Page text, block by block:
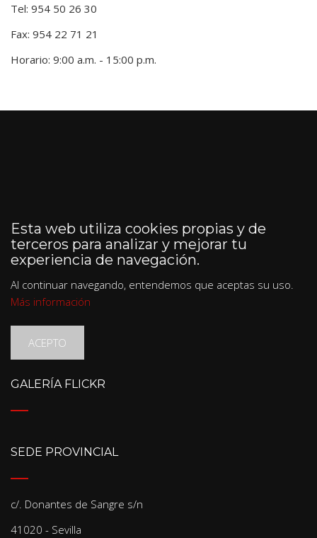
Tel: 954 50 26 30
Fax: 954 22 71 21
Horario: 9:00 a.m. - 15:00 p.m.
Esta web utiliza cookies propias y de
terceros para analizar y mejorar tu
experiencia de navegación.
Al continuar navegando, entendemos que aceptas su uso.
Más información
ACEPTO
GALERÍA FLICKR
SEDE PROVINCIAL
c/. Donantes de Sangre s/n
41020 - Sevilla